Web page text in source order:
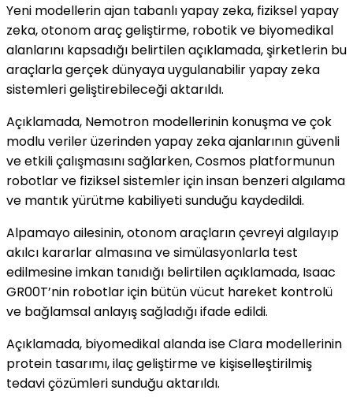
Yeni modellerin ajan tabanlı yapay zeka, fiziksel yapay
zeka, otonom araç geliştirme, robotik ve biyomedikal
alanlarını kapsadığı belirtilen açıklamada, şirketlerin bu
araçlarla gerçek dünyaya uygulanabilir yapay zeka
sistemleri geliştirebileceği aktarıldı.
Açıklamada, Nemotron modellerinin konuşma ve çok
modlu veriler üzerinden yapay zeka ajanlarının güvenli
ve etkili çalışmasını sağlarken, Cosmos platformunun
robotlar ve fiziksel sistemler için insan benzeri algılama
ve mantık yürütme kabiliyeti sunduğu kaydedildi.
Alpamayo ailesinin, otonom araçların çevreyi algılayıp
akılcı kararlar almasına ve simülasyonlarla test
edilmesine imkan tanıdığı belirtilen açıklamada, Isaac
GR00T’nin robotlar için bütün vücut hareket kontrolü
ve bağlamsal anlayış sağladığı ifade edildi.
Açıklamada, biyomedikal alanda ise Clara modellerinin
protein tasarımı, ilaç geliştirme ve kişiselleştirilmiş
tedavi çözümleri sunduğu aktarıldı.